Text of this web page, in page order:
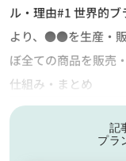
ル・理由#1 世界的
より、●●を生産・
ぼ全ての商品を販売
仕組み・まとめ
記
プラ